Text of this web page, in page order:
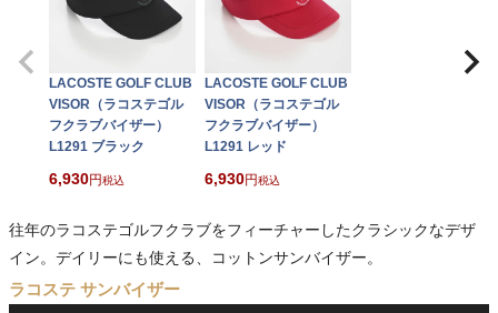
LACOSTE GOLF CLUB
VISOR（ラコステゴル
フクラブバイザー）
L1291 ブラック
6,930 税込
LACOSTE GOLF CLUB
VISOR（ラコステゴル
フクラブバイザー）
L1291 レッド
6,930 税込
往年のラコステゴルフクラブをフィーチャーしたクラシックなデザ
イン。デイリーにも使える、コットンサンバイザー。
ラコステ サンバイザー